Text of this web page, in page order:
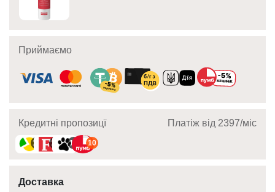
Приймаємо
Кредитні пропозицї Платіж від 2397/мic
10 10 10 10
Доставка